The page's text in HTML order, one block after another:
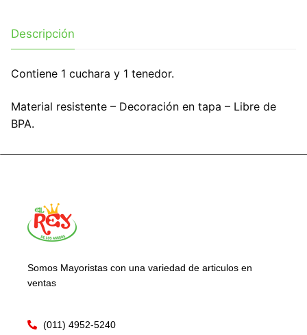
Descripción
Contiene 1 cuchara y 1 tenedor.
Material resistente – Decoración en tapa – Libre de
BPA.
Somos Mayoristas con una variedad de articulos en
ventas
(011) 4952-5240